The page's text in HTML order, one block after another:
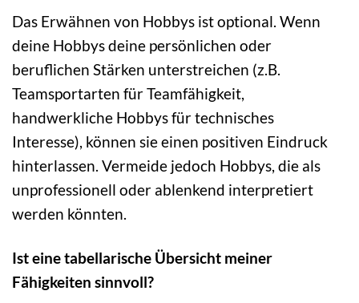
Das Erwähnen von Hobbys ist optional. Wenn
deine Hobbys deine persönlichen oder
beruflichen Stärken unterstreichen (z.B.
Teamsportarten für Teamfähigkeit,
handwerkliche Hobbys für technisches
Interesse), können sie einen positiven Eindruck
hinterlassen. Vermeide jedoch Hobbys, die als
unprofessionell oder ablenkend interpretiert
werden könnten.
Ist eine tabellarische Übersicht meiner
Fähigkeiten sinnvoll?